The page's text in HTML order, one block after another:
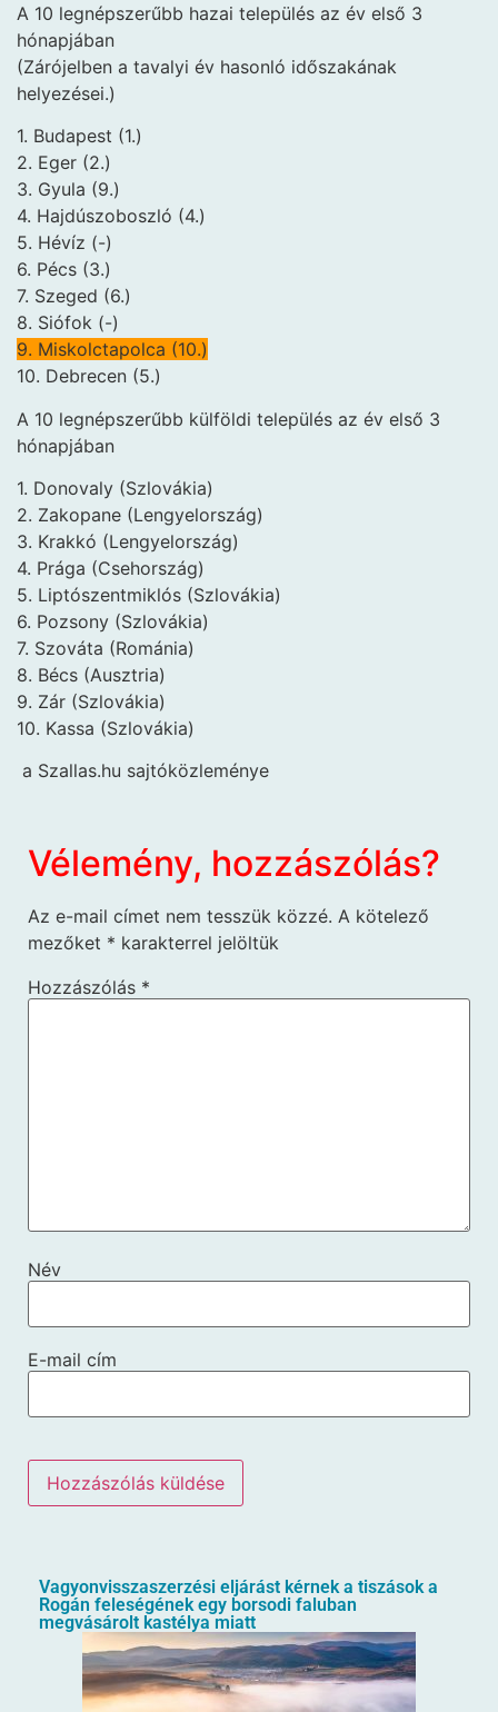
A 10 legnépszerűbb hazai település az év első 3
hónapjában
(Zárójelben a tavalyi év hasonló időszakának
helyezései.)
1. Budapest (1.)
2. Eger (2.)
3. Gyula (9.)
4. Hajdúszoboszló (4.)
5. Hévíz (-)
6. Pécs (3.)
7. Szeged (6.)
8. Siófok (-)
9. Miskolctapolca (10.)
10. Debrecen (5.)
A 10 legnépszerűbb külföldi település az év első 3
hónapjában
1. Donovaly (Szlovákia)
2. Zakopane (Lengyelország)
3. Krakkó (Lengyelország)
4. Prága (Csehország)
5. Liptószentmiklós (Szlovákia)
6. Pozsony (Szlovákia)
7. Szováta (Románia)
8. Bécs (Ausztria)
9. Zár (Szlovákia)
10. Kassa (Szlovákia)
a Szallas.hu sajtóközleménye
Vélemény, hozzászólás?
Az e-mail címet nem tesszük közzé. A kötelező
mezőket * karakterrel jelöltük
Hozzászólás *
Név
E-mail cím
Vagyonvisszaszerzési eljárást kérnek a tiszások a
Rogán feleségének egy borsodi faluban
megvásárolt kastélya miatt